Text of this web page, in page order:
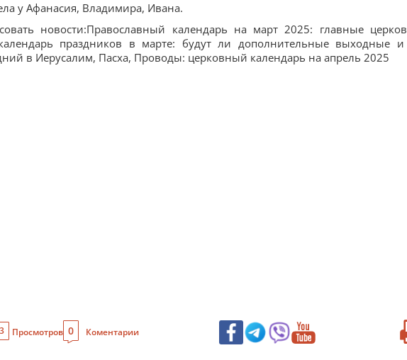
у Афанасия, Владимира, Ивана.
новости:Православный календарь на март 2025: главные
праздников в марте: будут ли дополнительные выходные
в Иерусалим, Пасха, Проводы: церковный календарь на апрель 2025
Просмотров 0 Коментарии